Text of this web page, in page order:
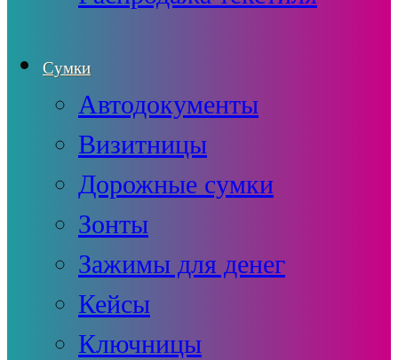
Сумки
Автодокументы
Визитницы
Дорожные сумки
Зонты
Зажимы для денег
Кейсы
Ключницы